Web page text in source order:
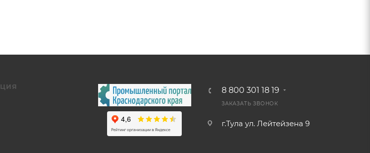
8 800 301 18 19
ЗАКАЗАТЬ ЗВОНОК
г.Тула ул. Лейтейзена 9